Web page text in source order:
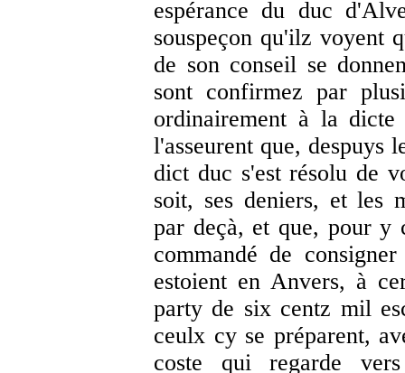
espérance du duc
souspeçon qu'ilz voyent
de son conseil se
sont confirmez par
ordinairement à la dicte
l'asseurent que, despuys
dict duc s'est résolu de
soit, ses deniers, et les
par deçà, et que, pour y
commandé de
estoient en Anvers, à
party de six centz mil
ceulx cy se préparent,
coste qui regarde